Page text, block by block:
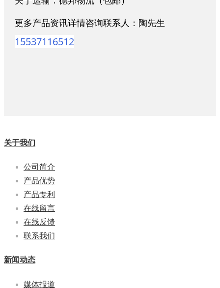
更多产品资讯详情咨询联系人：陶先生
15537116512
关于我们
公司简介
产品优势
产品专利
在线留言
在线反馈
联系我们
新闻动态
媒体报道